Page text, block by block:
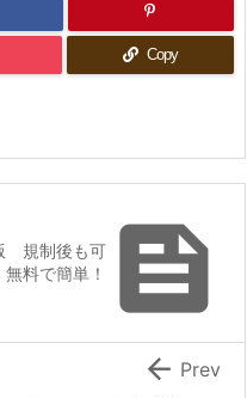
Copy

規制後も可
料で簡単！
 Prev